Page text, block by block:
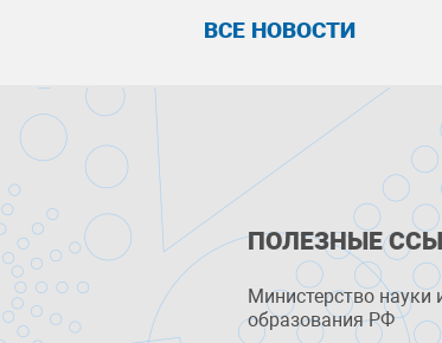
ВСЕ НОВОСТИ
ПОЛЕЗНЫЕ
Министерство науки
образования РФ